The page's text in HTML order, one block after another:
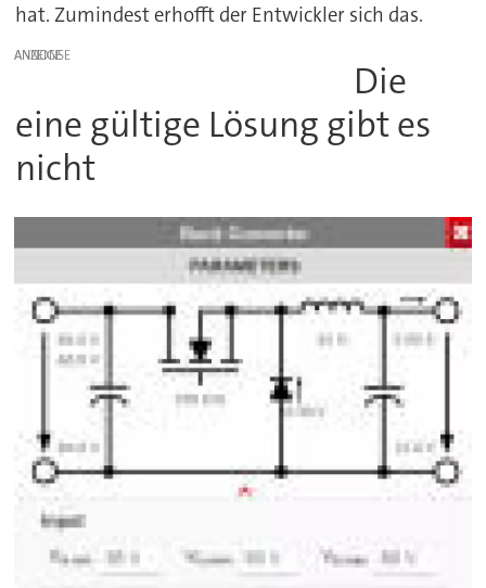
hat. Zumindest erhofft der Entwickler sich das.
ANZEIGE
Die
eine gültige Lösung gibt es
nicht